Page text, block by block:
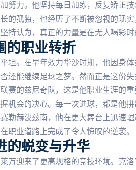
努力。他坚持每日加练，反复矫正技
的孤独，也经历了不断被忽视的现
持认为，真正的力量是在无人喝彩时
的职业转折
坦。在早年效力华沙时期，他因身
还能继续足球之梦。然而正是这份失
赛的兹尼奇队，这是他职业生涯的
机会的决心。每一次进球，都是他拼
勒赫波兹南，他在更大舞台上迅速
职业道路上完成了令人惊叹的逆袭。
的蜕变与升华
万迎来了更高规格的竞技环境。克